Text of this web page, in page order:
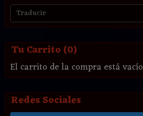
Tu Carrito (0)
El carrito de la compra está vacío
Redes Sociales